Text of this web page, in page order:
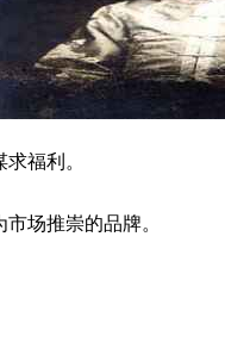
福利。
场推崇的品牌。